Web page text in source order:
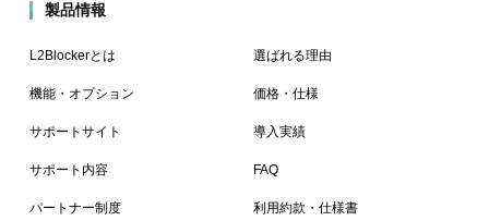
製品情報
L2Blockerとは 選ばれる理由
機能・オプション 価格・仕様
サポートサイト 導入実績
サポート内容 FAQ
パートナー制度 利用約款・仕様書